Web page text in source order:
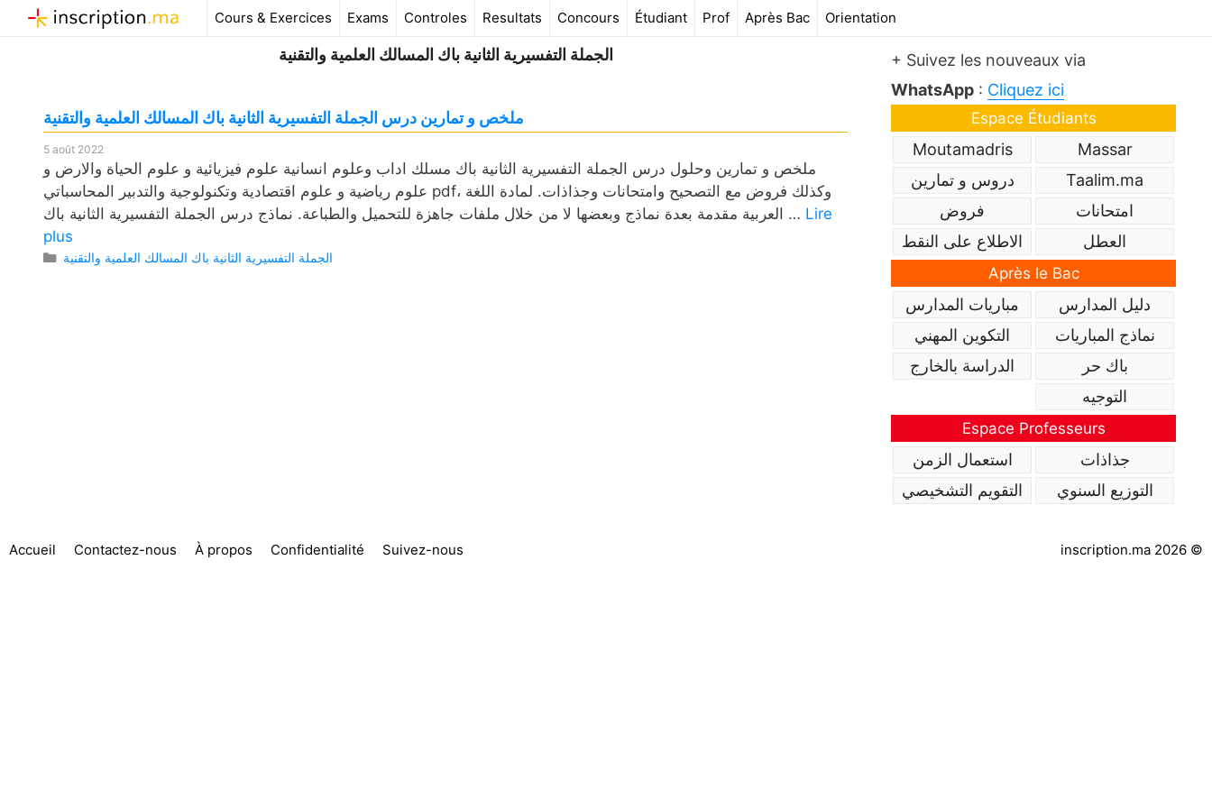
au
Cours & Exercices Exams Controles Resultats Concours Étudiant Prof Après Bac Orientation
الجملة التفسيرية الثانية باك المسالك العلمية والتقنية
ملخص و تمارين درس الجملة التفسيرية الثانية باك المسالك العلمية والتقنية
5 août 2022
ملخص و تمارين وحلول درس الجملة التفسيرية الثانية باك مسلك اداب وعلوم انسانية علوم فيزيائية و علوم الحياة والارض و
علوم رياضية و علوم اقتصادية وتكنولوجية والتدبير المحاسباتي pdf، وكذلك فروض مع التصحيح وامتحانات وجذاذات. لمادة اللغة
العربية مقدمة بعدة نماذج وبعضها لا من خلال ملفات جاهزة للتحميل والطباعة. نماذج درس الجملة التفسيرية الثانية باك … Lire
plus
Catégories
الجملة التفسيرية الثانية باك المسالك العلمية والتقنية
+ Suivez les nouveaux via
WhatsApp : Cliquez ici
Espace Étudiants
Massar
Moutamadris
Taalim.ma
دروس و تمارين
امتحانات
فروض
العطل
الاطلاع على النقط
Après le Bac
دليل المدارس
مباريات المدارس
نماذج المباريات
التكوين المهني
باك حر
الدراسة بالخارج
التوجيه
Espace Professeurs
جذاذات
استعمال الزمن
التوزيع السنوي
التقويم التشخيصي
Accueil Contactez-nous À propos Confidentialité Suivez-nous inscription.ma 2026 ©